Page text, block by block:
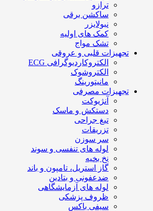
ترازو
ساکشن برقی
نبولایزر
کمک های اولیه
تشک مواج
تجهیزات قلبی و عروقی
الکتروکاردیوگرافی ECG
الکتروشوک
مانیتورینگ
تجهیزات مصرفی
آنژیوکت
دستکش و ماسک
تیغ جراحی
تزریقات
سر سوزن
لوله های تنفسی و سوند
نخ بخیه
گاز استریل، تامپون و باند
ضدعفونی و بتادین
لوله های آزمایشگاهی
ظروف پزشکی
سیفی باکس